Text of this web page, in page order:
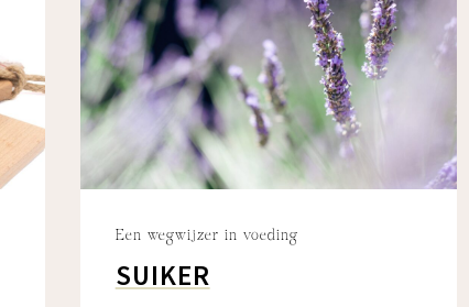
Een wegwijzer in voeding
SUIKER